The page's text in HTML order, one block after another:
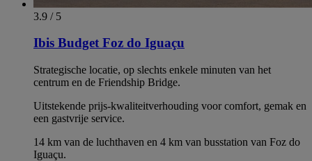
3.9 / 5
Ibis Budget Foz do Iguaçu
Strategische locatie, op slechts enkele minuten van het
centrum en de Friendship Bridge.
Uitstekende prijs-kwaliteitverhouding voor comfort, gemak en
een gastvrije service.
14 km van de luchthaven en 4 km van busstation van Foz do
Iguaçu.